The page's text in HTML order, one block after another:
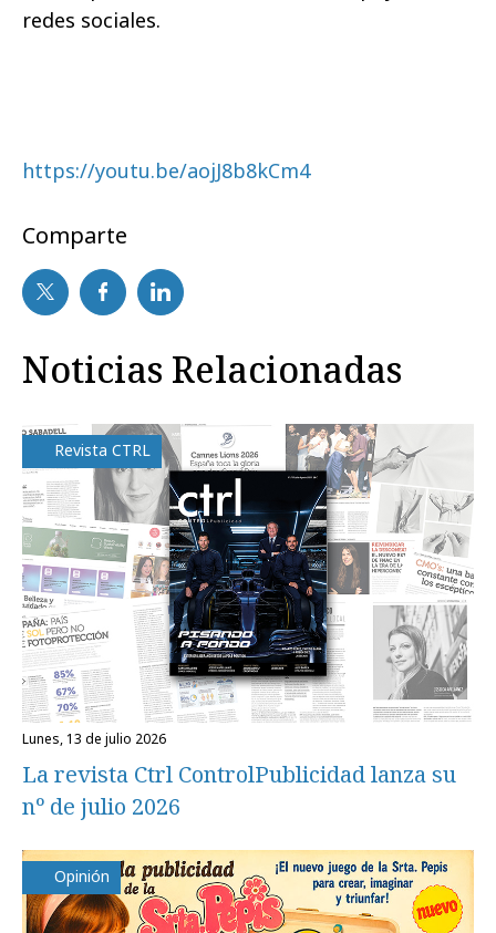
redes sociales.
https://youtu.be/aojJ8b8kCm4
Comparte
Noticias Relacionadas
Revista CTRL
lunes, 13 de julio 2026
La revista Ctrl ControlPublicidad lanza su
nº de julio 2026
Opinión